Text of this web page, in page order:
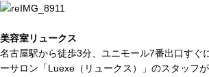
美容室リュークス
名古屋駅から徒歩3分、ユニモール7番出口すぐ
ーサロン「Luexe（リュークス）」のスタッフ